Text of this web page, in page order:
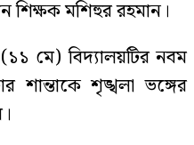
শিক্ষক মশিহুর রহমান।
মে) বিদ্যালয়টির নবম
শান্তাকে শৃঙ্খলা ভঙ্গের